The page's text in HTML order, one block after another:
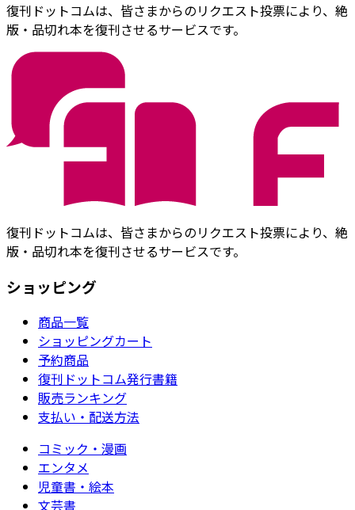
復刊ドットコムは、皆さまからのリクエスト投票により、絶
版・品切れ本を復刊させるサービスです。
復刊ドットコムは、皆さまからのリクエスト投票により、絶
版・品切れ本を復刊させるサービスです。
ショッピング
商品一覧
ショッピングカート
予約商品
復刊ドットコム発行書籍
販売ランキング
支払い・配送方法
コミック・漫画
エンタメ
児童書・絵本
文芸書